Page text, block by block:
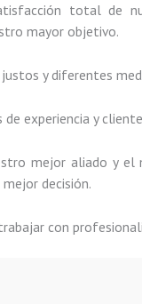
total de
mayor objetivo.
y diferentes
de experiencia y
mejor aliado y el
decisión.
con